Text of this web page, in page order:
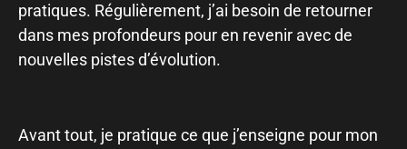
pratiques. Régulièrement, j’ai besoin de retourner
dans mes profondeurs pour en revenir avec de
nouvelles pistes d’évolution.
Avant tout, je pratique ce que j’enseigne pour mon